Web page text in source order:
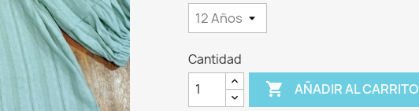
Cantidad
 AÑADIR AL CARRITO